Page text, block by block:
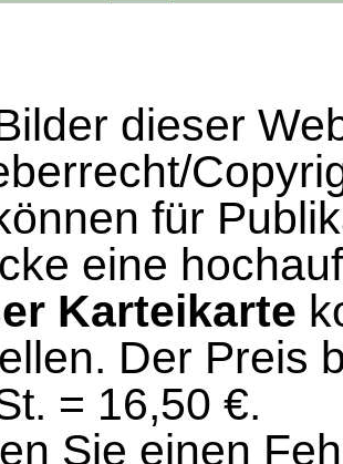
dieser
für
eine
Karteikarte
Der Preis
= 16,50 €.
Sie einen